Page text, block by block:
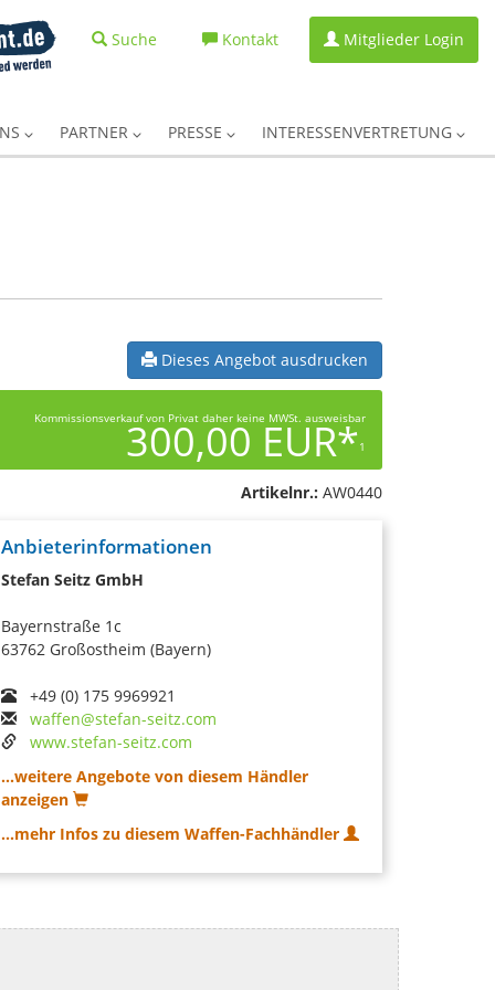
Suche Kontakt Mitglieder Login
PARTNER PRESSE INTERESSENVERTRETUNG
Dieses Angebot ausdrucken
Kommissionsverkauf von Privat daher keine MWSt. ausweisbar
300,00 EUR*1
Artikelnr.: AW0440
Anbieterinformationen
Stefan Seitz GmbH
Bayernstraße 1c
63762 Großostheim (Bayern)
+49 (0) 175 9969921
waffen@stefan-seitz.com
www.stefan-seitz.com
...weitere Angebote von diesem Händler
anzeigen
...mehr Infos zu diesem Waffen-Fachhändler